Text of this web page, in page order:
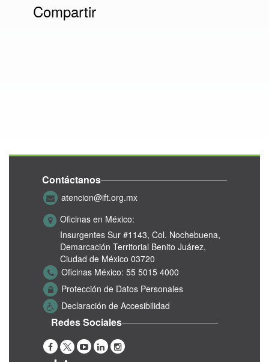
Compartir
Contáctanos
atencion@ift.org.mx
Oficinas en México:
Insurgentes Sur #1143, Col. Nochebuena,
Demarcación Territorial Benito Juárez,
Ciudad de México 03720
Oficinas México: 55 5015 4000
Protección de Datos Personales
Declaración de Accesibilidad
Redes Sociales